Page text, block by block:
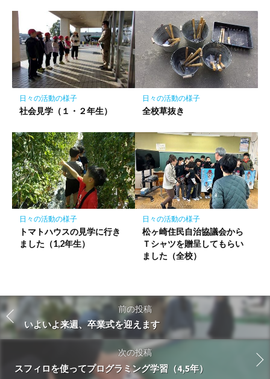
日々の活動の様子
社会見学（１・２年生）
日々の活動の様子
全校草抜き
日々の活動の様子
トマトハウスの見学に行き
ました（1,2年生）
日々の活動の様子
松ヶ崎住民自治協議会から
Ｔシャツを贈呈してもらい
ました（全校）
前の投稿
いよいよ来週、卒業式を迎えます
次の投稿
スフィロを使ってプログラミング学習（4,5年）